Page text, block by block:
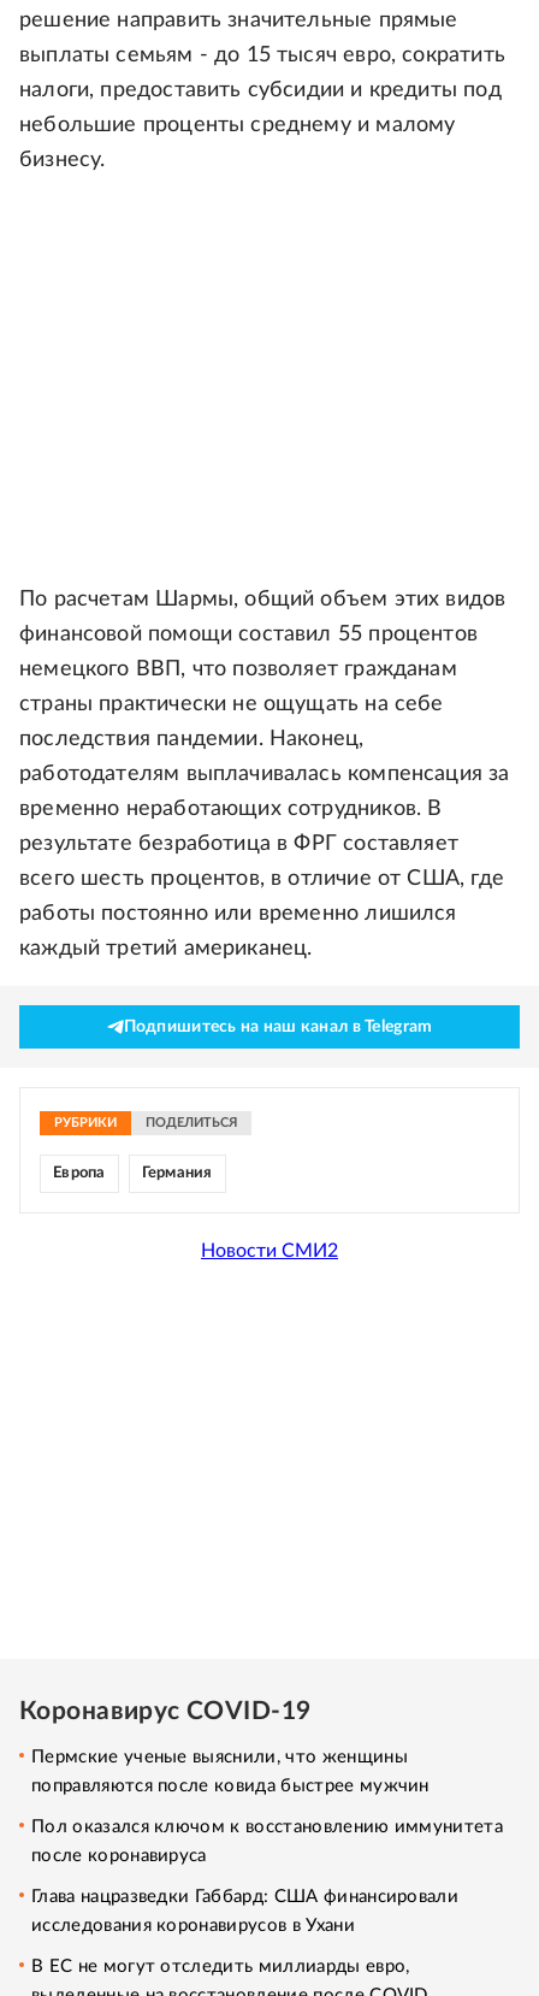
решение направить значительные прямые
выплаты семьям - до 15 тысяч евро, сократить
налоги, предоставить субсидии и кредиты под
небольшие проценты среднему и малому
бизнесу.
По расчетам Шармы, общий объем этих видов
финансовой помощи составил 55 процентов
немецкого ВВП, что позволяет гражданам
страны практически не ощущать на себе
последствия пандемии. Наконец,
работодателям выплачивалась компенсация за
временно неработающих сотрудников. В
результате безработица в ФРГ составляет
всего шесть процентов, в отличие от США, где
работы постоянно или временно лишился
каждый третий американец.
Подпишитесь на наш канал в Telegram
РУБРИКИ ПОДЕЛИТЬСЯ
Европа Германия
Новости СМИ2
Коронавирус COVID-19
Пермские ученые выяснили, что женщины
поправляются после ковида быстрее мужчин
Пол оказался ключом к восстановлению иммунитета
после коронавируса
Глава нацразведки Габбард: США финансировали
исследования коронавирусов в Ухани
В ЕС не могут отследить миллиарды евро,